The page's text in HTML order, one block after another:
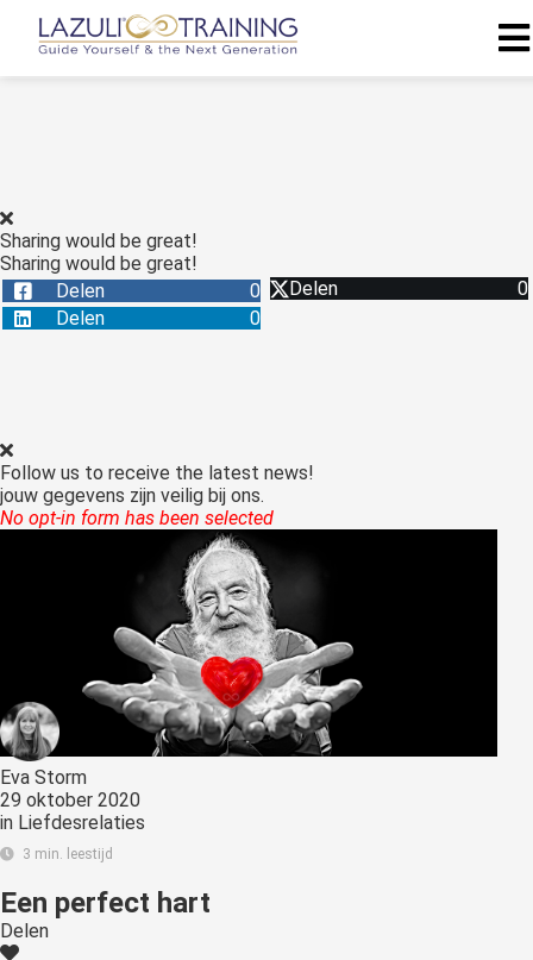
Sharing would be great!
Sharing would be great!
Delen
0 Delen
0
Delen
0
Follow us to receive the latest news!
jouw gegevens zijn veilig bij ons.
No opt-in form has been selected
Eva Storm
29 oktober 2020
in Liefdesrelaties
3 min. leestijd
Een perfect hart
Delen